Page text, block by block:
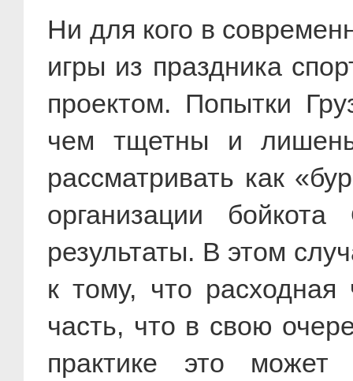
Ни для кого в
игры из праздника
проектом. Попытки
чем тщетны и лишены
рассматривать как
организации
результаты. В этом
к тому, что
часть, что в свою
практике это может